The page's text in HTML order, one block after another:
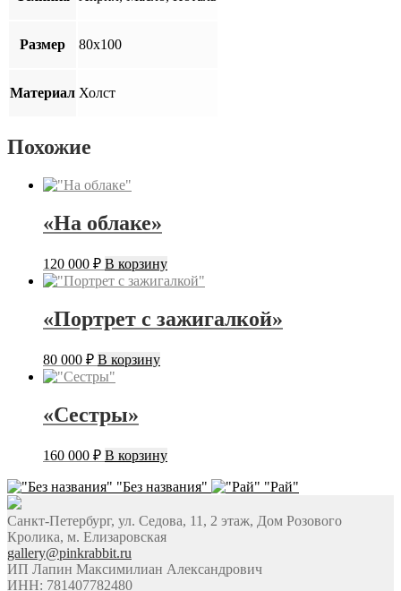
Размер 80х100
Материал Холст
Похожие
«На облаке»
120 000 ₽ В корзину
«Портрет с зажигалкой»
80 000 ₽ В корзину
«Сестры»
160 000 ₽ В корзину
"Без названия" "Рай"
Санкт-Петербург, ул. Седова, 11, 2 этаж, Дом Розового
Кролика, м. Елизаровская
gallery@pinkrabbit.ru
ИП Лапин Максимилиан Александрович
ИНН: 781407782480